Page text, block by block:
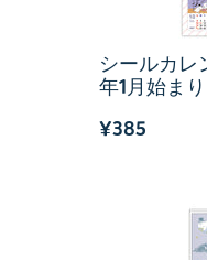
シールカレ
年1月始まり
¥385